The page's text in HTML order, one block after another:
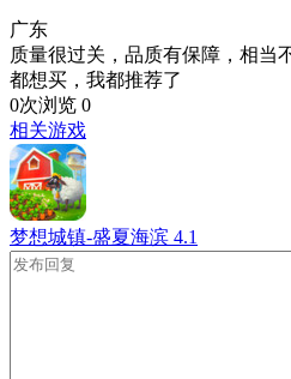
广东
质量很过关，品质有保障，相当
都想买，我都推荐了
0次浏览 0
相关游戏
梦想城镇-盛夏海滨 4.1